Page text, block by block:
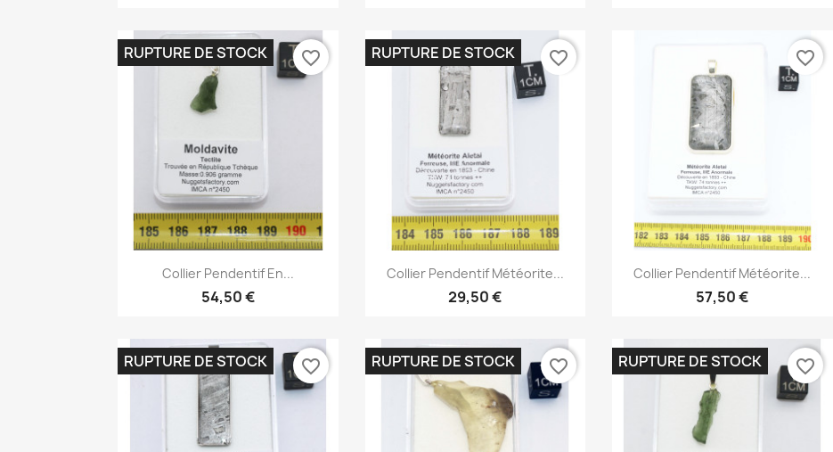
Aperçu rapide
Collier Pendentif En...
54,50 €
RUPTURE DE STOCK favorite_border
Aperçu rapide
Collier Pendentif Météorite...
29,50 €
RUPTURE DE STOCK favorite_border
Aperçu rapide
Collier Pendentif Météorite...
57,50 €
favorite_border
RUPTURE DE STOCK favorite_border RUPTURE DE STOCK favorite_border RUPTURE DE STOCK favorite_border